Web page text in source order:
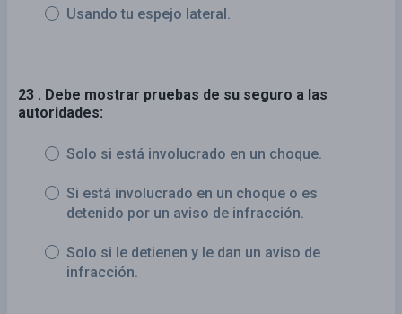
Usando tu espejo lateral.
23 . Debe mostrar pruebas de su seguro a las
autoridades:
Solo si está involucrado en un choque.
Si está involucrado en un choque o es
detenido por un aviso de infracción.
Solo si le detienen y le dan un aviso de
infracción.